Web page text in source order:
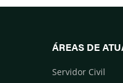
ÁREAS DE
Servidor Civil